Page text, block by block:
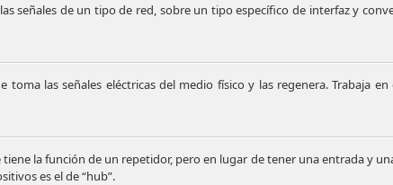
señales de un tipo de red, sobre un tipo específico de interfaz y
toma lasseñales eléctricas del medio físico y las regenera. Trabaja
la función de un repetidor, pero en lugar de tener una entrada y
es el de “hub”.